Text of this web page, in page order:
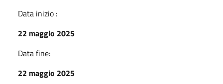
Data inizio :
22 maggio 2025
Data fine:
22 maggio 2025